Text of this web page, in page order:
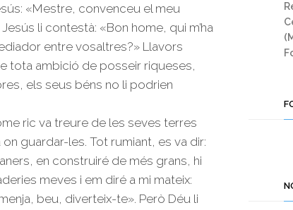
«Mestre, convenceu el meu
li contestà: «Bon home, qui m’ha
entre vosaltres?» Llavors
tota ambició de posseir riqueses,
els seus béns no li podrien
ric va treure de les seves terres
guardar-les. Tot rumiant, es va dir:
en construiré de més grans, hi
meves i em diré a mi mateix:
beu, diverteix-te». Però Déu li